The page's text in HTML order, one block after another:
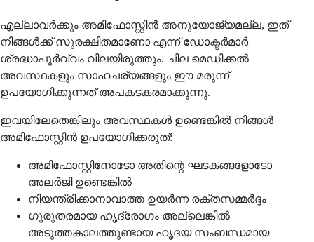
എല്ലാവർക്കും അമിഫോസ്റ്റിൻ അനുയോജ്യമല്ല, ഇത്
നിങ്ങൾക്ക് സുരക്ഷിതമാണോ എന്ന് ഡോക്ടർമാർ
ശ്രദ്ധാപൂർവ്വം വിലയിരുത്തും. ചില മെഡിക്കൽ
അവസ്ഥകളും സാഹചര്യങ്ങളും ഈ മരുന്ന്
ഉപയോഗിക്കുന്നത് അപകടകരമാക്കുന്നു.
ഇവയിലേതെങ്കിലും അവസ്ഥകൾ ഉണ്ടെങ്കിൽ നിങ്ങൾ
അമിഫോസ്റ്റിൻ ഉപയോഗിക്കരുത്:
അമിഫോസ്റ്റിനോടോ അതിന്റെ ഘടകങ്ങളോടോ
അലർജി ഉണ്ടെങ്കിൽ
നിയന്ത്രിക്കാനാവാത്ത ഉയർന്ന രക്തസമ്മർദ്ദം
ഗുരുതരമായ ഹൃദ്രോഗം അല്ലെങ്കിൽ
അടുത്തകാലത്തുണ്ടായ ഹൃദയ സംബന്ധമായ